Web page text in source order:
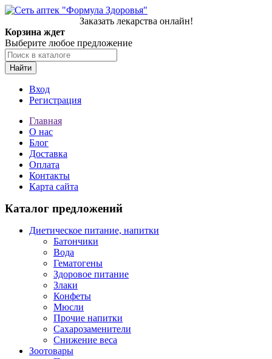
Заказать лекарства онлайн!
Корзина ждет
Выберите любое предложение
Найти
Вход
Регистрация
Главная
О нас
Блог
Доставка
Оплата
Контакты
Карта сайта
Каталог предложений
Диетическое питание, напитки
Батончики
Вода
Гематогены
Здоровое питание
Злаки
Конфеты
Мюсли
Прочие напитки
Сахарозаменители
Снижение веса
Зоотовары